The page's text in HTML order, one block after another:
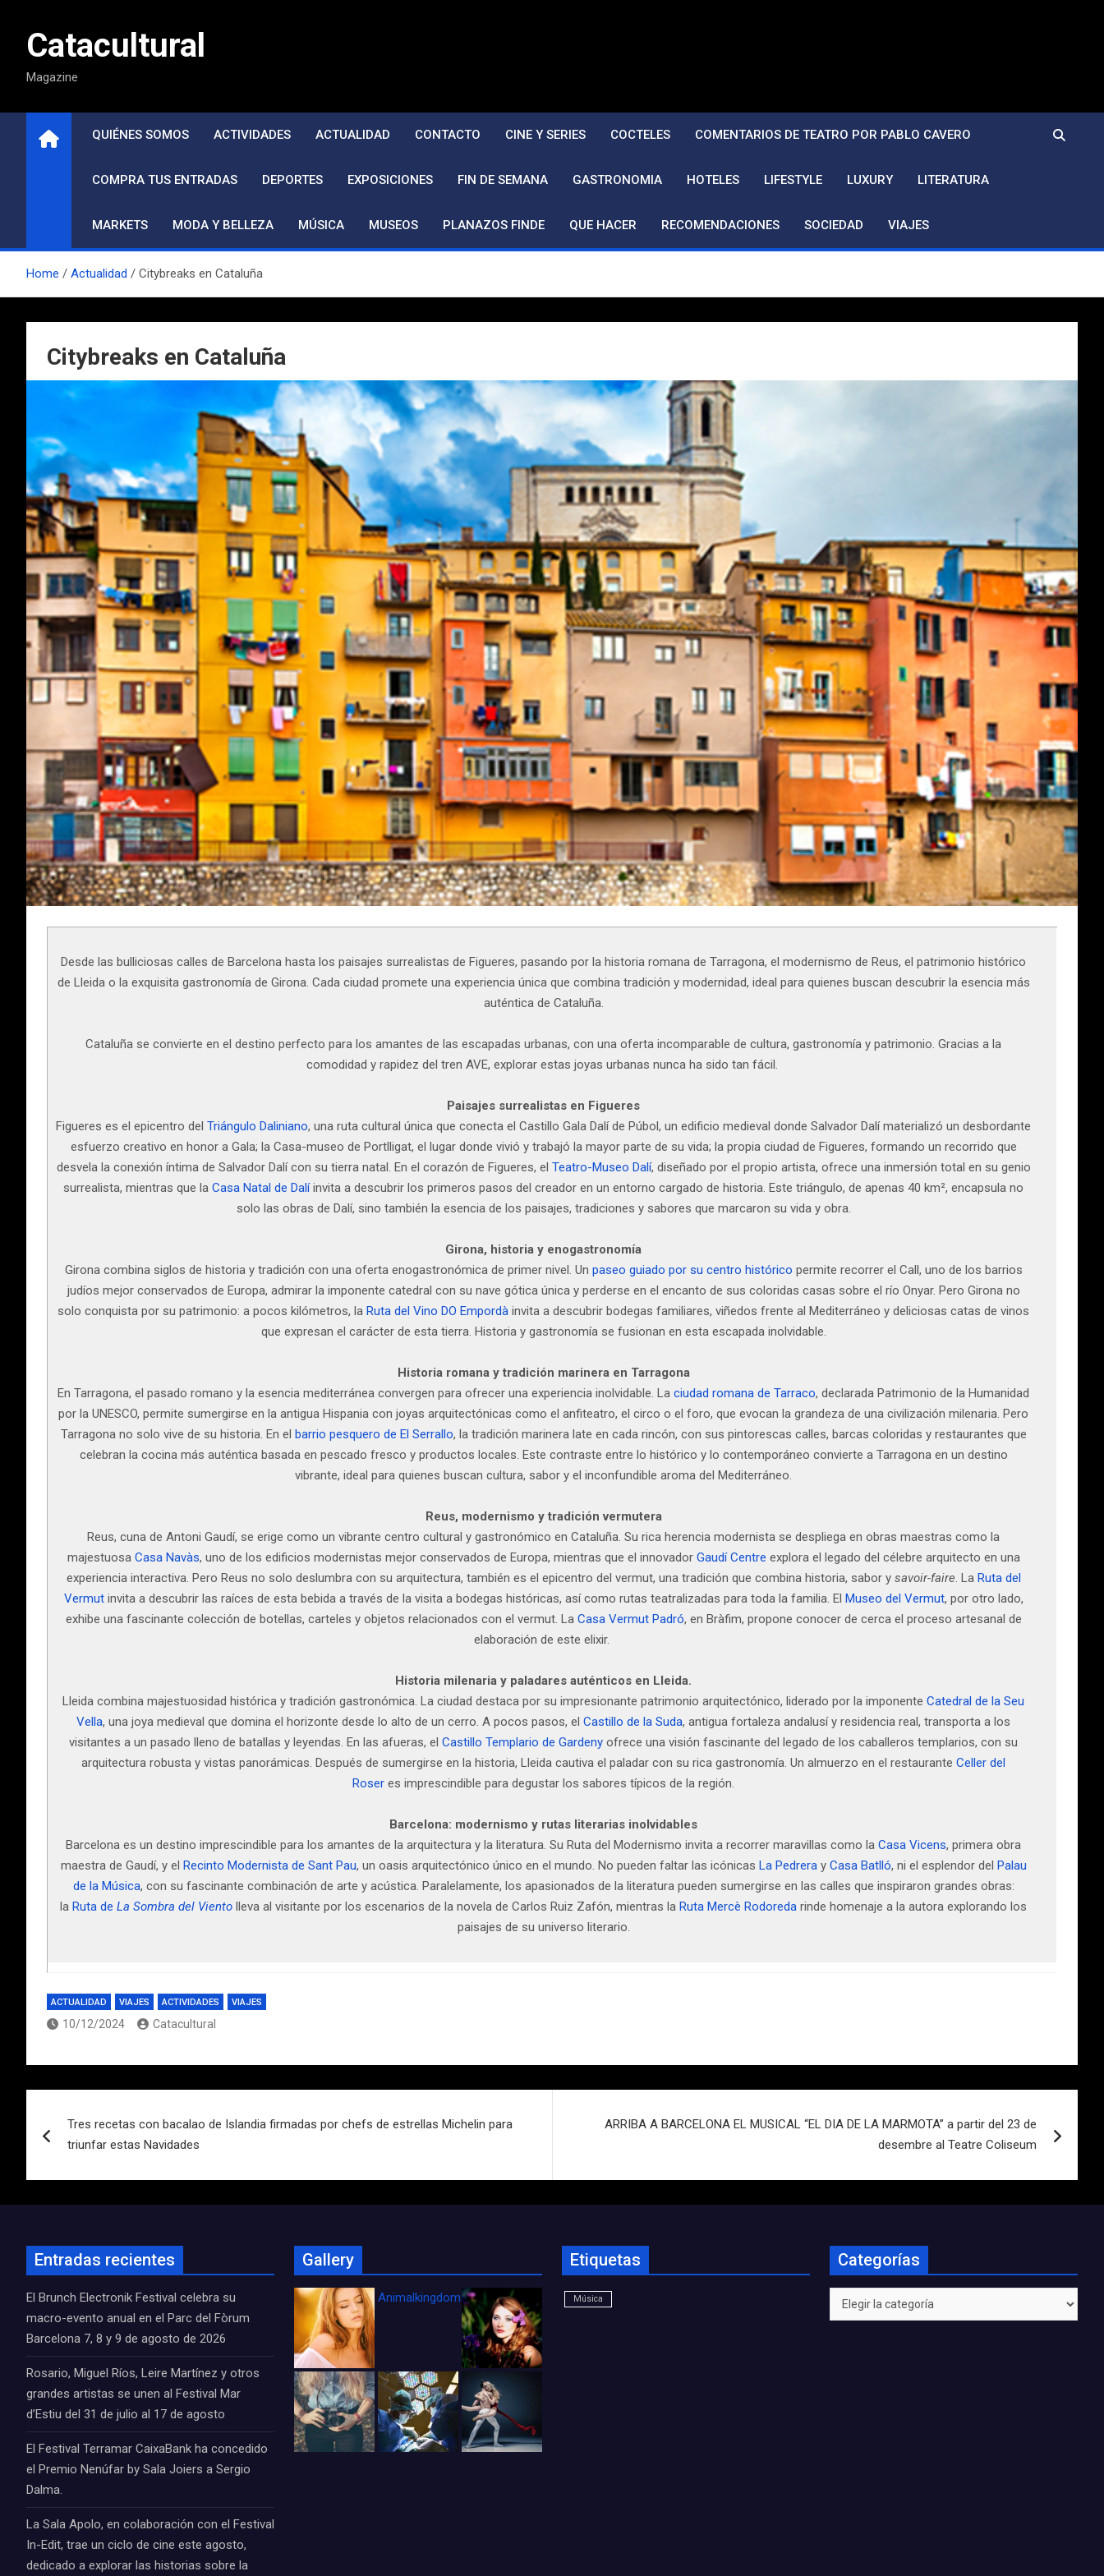
contenidoCatacultural
Magazine
QUIÉNES SOMOS ACTIVIDADES ACTUALIDAD CONTACTO CINE Y SERIES COCTELES COMENTARIOS DE TEATRO POR PABLO CAVERO
COMPRA TUS ENTRADAS DEPORTES EXPOSICIONES FIN DE SEMANA GASTRONOMIA HOTELES LIFESTYLE LUXURY LITERATURA
MARKETS MODA Y BELLEZA MÚSICA MUSEOS PLANAZOS FINDE QUE HACER RECOMENDACIONES SOCIEDAD VIAJES
Home Actualidad Citybreaks en Cataluña
Citybreaks en Cataluña
Desde las bulliciosas calles de Barcelona hasta los paisajes surrealistas de Figueres, pasando por la historia romana de Tarragona, el modernismo de Reus, el patrimonio histórico
de Lleida o la exquisita gastronomía de Girona. Cada ciudad promete una experiencia única que combina tradición y modernidad, ideal para quienes buscan descubrir la esencia más
auténtica de Cataluña.
Cataluña se convierte en el destino perfecto para los amantes de las escapadas urbanas, con una oferta incomparable de cultura, gastronomía y patrimonio. Gracias a la
comodidad y rapidez del tren AVE, explorar estas joyas urbanas nunca ha sido tan fácil.
Paisajes surrealistas en Figueres
Figueres es el epicentro del Triángulo Daliniano, una ruta cultural única que conecta el Castillo Gala Dalí de Púbol, un edificio medieval donde Salvador Dalí materializó un desbordante
esfuerzo creativo en honor a Gala; la Casa-museo de Portlligat, el lugar donde vivió y trabajó la mayor parte de su vida; la propia ciudad de Figueres, formando un recorrido que
desvela la conexión íntima de Salvador Dalí con su tierra natal. En el corazón de Figueres, el Teatro-Museo Dalí, diseñado por el propio artista, ofrece una inmersión total en su genio
surrealista, mientras que la Casa Natal de Dalíinvita a descubrir los primeros pasos del creador en un entorno cargado de historia. Este triángulo, de apenas 40 km², encapsula no
solo las obras de Dalí, sino también la esencia de los paisajes, tradiciones y sabores que marcaron su vida y obra.
Girona, historia y enogastronomía
Girona combina siglos de historia y tradición con una oferta enogastronómica de primer nivel. Un paseo guiado por su centro histórico permite recorrer el Call, uno de los barrios
judíos mejor conservados de Europa, admirar la imponente catedral con su nave gótica única y perderse en el encanto de sus coloridas casas sobre el río Onyar. Pero Girona no
solo conquista por su patrimonio: a pocos kilómetros, la Ruta del Vino DO Empordà invita a descubrir bodegas familiares, viñedos frente al Mediterráneo y deliciosas catas de vinos
que expresan el carácter de esta tierra. Historia y gastronomía se fusionan en esta escapada inolvidable.
Historia romana y tradición marinera en Tarragona
En Tarragona, el pasado romano y la esencia mediterránea convergen para ofrecer una experiencia inolvidable. La ciudad romana de Tarraco, declarada Patrimonio de la Humanidad
por la UNESCO, permite sumergirse en la antigua Hispania con joyas arquitectónicas como el anfiteatro, el circo o el foro, que evocan la grandeza de una civilización milenaria. Pero
Tarragona no solo vive de su historia. En el barrio pesquero de El Serrallo, la tradición marinera late en cada rincón, con sus pintorescas calles, barcas coloridas y restaurantes que
celebran la cocina más auténtica basada en pescado fresco y productos locales. Este contraste entre lo histórico y lo contemporáneo convierte a Tarragona en un destino
vibrante, ideal para quienes buscan cultura, sabor y el inconfundible aroma del Mediterráneo.
Reus, modernismo y tradición vermutera
Reus, cuna de Antoni Gaudí, se erige como un vibrante centro cultural y gastronómico en Cataluña. Su rica herencia modernista se despliega en obras maestras como la
majestuosa Casa Navàs, uno de los edificios modernistas mejor conservados de Europa, mientras que el innovador Gaudí Centre explora el legado del célebre arquitecto en una
experiencia interactiva. Pero Reus no solo deslumbra con su arquitectura, también es el epicentro del vermut, una tradición que combina historia, sabor y savoir-faire. La Ruta del
Vermutinvita a descubrir las raíces de esta bebida a través de la visita a bodegas históricas, así como rutas teatralizadas para toda la familia. El Museo del Vermut, por otro lado,
exhibe una fascinante colección de botellas, carteles y objetos relacionados con el vermut. La Casa Vermut Padró, en Bràfim, propone conocer de cerca el proceso artesanal de
elaboración de este elixir.
Historia milenaria y paladares auténticos en Lleida.
Lleida combina majestuosidad histórica y tradición gastronómica. La ciudad destaca por su impresionante patrimonio arquitectónico, liderado por la imponente Catedral de la Seu
Vella, una joya medieval que domina el horizonte desde lo alto de un cerro. A pocos pasos, el Castillo de la Suda, antigua fortaleza andalusí y residencia real, transporta a los
visitantes a un pasado lleno de batallas y leyendas. En las afueras, el Castillo Templario de Gardeny ofrece una visión fascinante del legado de los caballeros templarios, con su
arquitectura robusta y vistas panorámicas. Después de sumergirse en la historia, Lleida cautiva el paladar con su rica gastronomía. Un almuerzo en el restaurante Celler del
Roser es imprescindible para degustar los sabores típicos de la región.
Barcelona: modernismo y rutas literarias inolvidables
Barcelona es un destino imprescindible para los amantes de la arquitectura y la literatura. Su Ruta del Modernismo invita a recorrer maravillas como la Casa Vicens, primera obra
maestra de Gaudí, y el Recinto Modernista de Sant Pau, un oasis arquitectónico único en el mundo. No pueden faltar las icónicas La Pedreray Casa Batlló, ni el esplendor del Palau
de la Música, con su fascinante combinación de arte y acústica. Paralelamente, los apasionados de la literatura pueden sumergirse en las calles que inspiraron grandes obras:
la Ruta de La Sombra del Viento lleva al visitante por los escenarios de la novela de Carlos Ruiz Zafón, mientras la Ruta Mercè Rodoreda rinde homenaje a la autora explorando los
paisajes de su universo literario.
ACTUALIDAD VIAJES ACTIVIDADES VIAJES
10/12/2024 Catacultural
de
entradas
Tres recetas con bacalao de Islandia firmadas por chefs de estrellas Michelin para
triunfar estas Navidades
ARRIBA A BARCELONA EL MUSICAL “EL DIA DE LA MARMOTA” a partir del 23 de
desembre al Teatre Coliseum
Entradas recientes
El Brunch Electronik Festival celebra su
macro-evento anual en el Parc del Fòrum
Barcelona 7, 8 y 9 de agosto de 2026
Rosario, Miguel Ríos, Leire Martínez y otros
grandes artistas se unen al Festival Mar
d’Estiu del 31 de julio al 17 de agosto
El Festival Terramar CaixaBank ha concedido
el Premio Nenúfar by Sala Joiers a Sergio
Dalma.
La Sala Apolo, en colaboración con el Festival
In-Edit, trae un ciclo de cine este agosto,
dedicado a explorar las historias sobre la
Gallery
Animalkingdom_FichaCine
Etiquetas
Música
Categorías
Categorías